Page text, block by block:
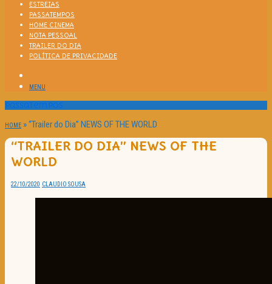
ESTREIAS
PASSATEMPOS
HOME CINEMA
NOTA PESSOAL
TRAILER DO DIA
POLÍTICA DE PRIVACIDADE
MENU
Passatempos
HOME »“Trailer do Dia” NEWS OF THE WORLD
“TRAILER DO DIA” NEWS OF THE
WORLD
22/10/2020 CLAUDIO SOUSA